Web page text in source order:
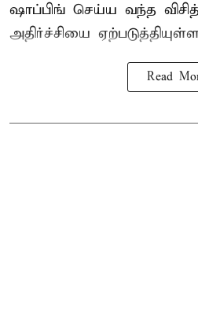
ஷாப்பிங் செய்ய வந்த
அதிர்ச்சியை
Read